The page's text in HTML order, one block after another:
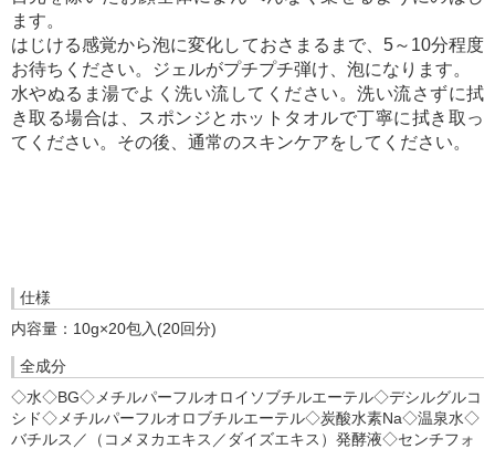
ます。
はじける感覚から泡に変化しておさまるまで、5～10分程度
お待ちください。ジェルがプチプチ弾け、泡になります。
水やぬるま湯でよく洗い流してください。洗い流さずに拭
き取る場合は、スポンジとホットタオルで丁寧に拭き取っ
てください。その後、通常のスキンケアをしてください。
仕様
内容量：10g×20包入(20回分)
全成分
◇水◇BG◇メチルパーフルオロイソブチルエーテル◇デシルグルコ
シド◇メチルパーフルオロブチルエーテル◇炭酸水素Na◇温泉水◇
バチルス／（コメヌカエキス／ダイズエキス）発酵液◇センチフォ